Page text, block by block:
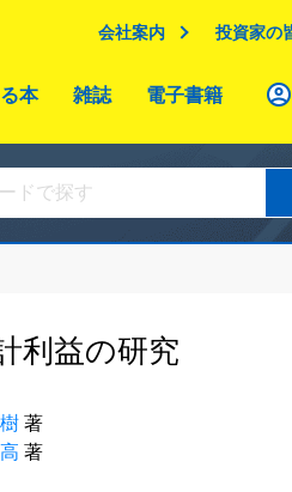
会社案内 投資家の
本 雑誌 電子書籍
利益の研究
著
著